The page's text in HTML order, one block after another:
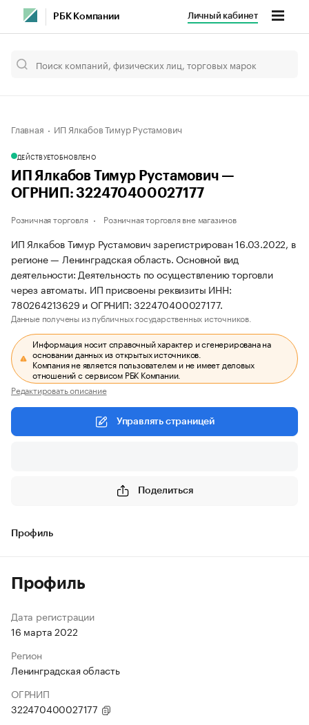
РБК Компании Личный кабинет
Главная ИП Ялкабов Тимур Рустамович
ДЕЙСТВУЕТОБНОВЛЕНО
ИП Ялкабов Тимур Рустамович —
ОГРНИП: 322470400027177
Розничная торговля Розничная торговля вне магазинов
ИП Ялкабов Тимур Рустамович зарегистрирован 16.03.2022, в
регионе — Ленинградская область. Основной вид
деятельности: Деятельность по осуществлению торговли
через автоматы. ИП присвоены реквизиты ИНН:
780264213629 и ОГРНИП: 322470400027177.
Данные получены из публичных государственных источников.
Информация носит справочный характер и сгенерирована на
основании данных из открытых источников.
Компания не является пользователем и не имеет деловых
отношений с сервисом РБК Компании.
Редактировать описание
Управлять страницей
Поделиться
Профиль
Профиль
Дата регистрации
16 марта 2022
Регион
Ленинградская область
ОГРНИП
322470400027177